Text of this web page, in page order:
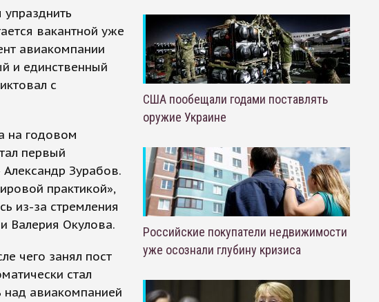
вакантной уже
авиакомпании
и единственный
с
на годовом
первый
Александр Зурабов.
практикой»,
из-за стремления
Валерия Окулова.
чего занял пост
стал
над авиакомпанией
США пообещали годами поставлять
оружие Украине
Российские покупатели недвижимости
уже осознали глубину кризиса